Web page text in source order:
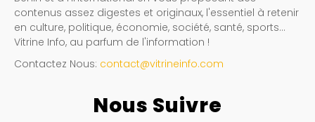
contenus assez digestes et originaux, l'essentiel à retenir
en culture, politique, économie, société, santé, sports…
Vitrine Info, au parfum de l'information !
Contactez Nous: contact@vitrineinfo.com
Nous Suivre